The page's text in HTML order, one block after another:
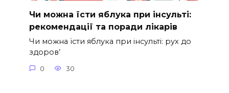
Чи можна їсти яблука при інсульті:
рекомендації та поради лікарів
Чи можна їсти яблука при інсульті: рух до
здоров’
0 30